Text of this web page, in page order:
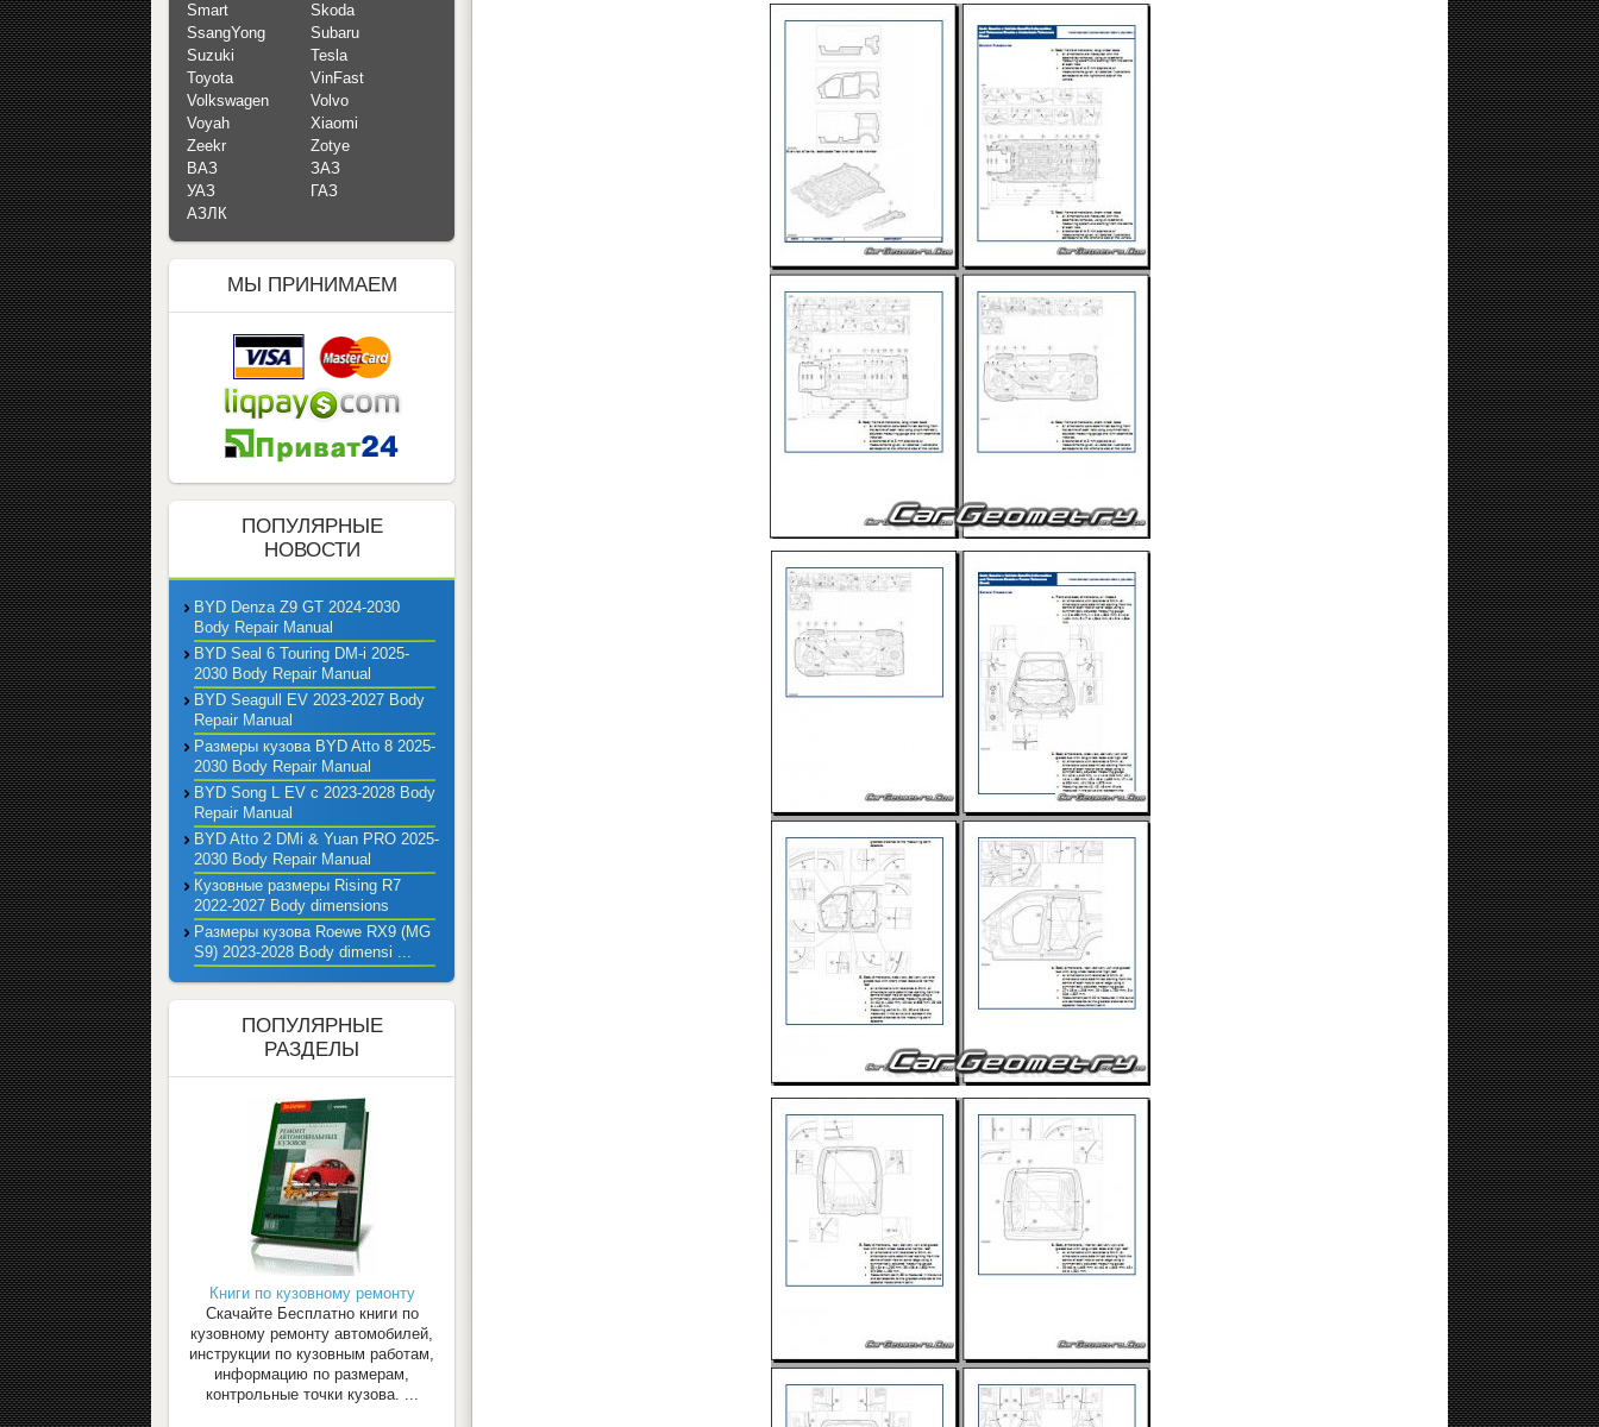
Smart
Skoda
SsangYong
Subaru
Suzuki
Tesla
Toyota
VinFast
Volkswagen
Volvo
Voyah
Xiaomi
Zeekr
Zotye
ВАЗ
ЗАЗ
УАЗ
ГАЗ
АЗЛК
МЫ ПРИНИМАЕМ
ПОПУЛЯРНЫЕ
НОВОСТИ
BYD Denza Z9 GT 2024-2030
Body Repair Manual
BYD Seal 6 Touring DM-i 2025-
2030 Body Repair Manual
BYD Seagull EV 2023-2027 Body
Repair Manual
Размеры кузова BYD Atto 8 2025-
2030 Body Repair Manual
BYD Song L EV с 2023-2028 Body
Repair Manual
BYD Atto 2 DMi & Yuan PRO 2025-
2030 Body Repair Manual
Кузовные размеры Rising R7
2022-2027 Body dimensions
Размеры кузова Roewe RX9 (MG
S9) 2023-2028 Body dimensi ...
ПОПУЛЯРНЫЕ
РАЗДЕЛЫ
Книги по кузовному ремонту
Скачайте Бесплатно книги по
кузовному ремонту автомобилей,
инструкции по кузовным работам,
информацию по размерам,
контрольные точки кузова. ...